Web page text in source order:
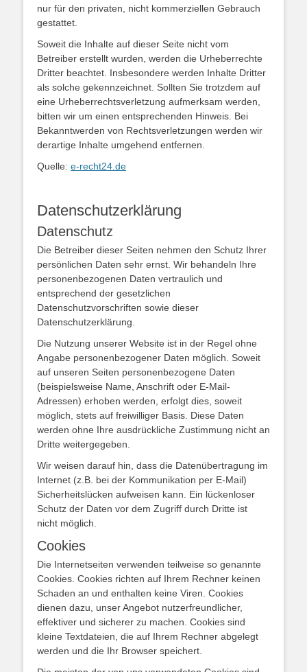
nur für den privaten, nicht kommerziellen Gebrauch
gestattet.
Soweit die Inhalte auf dieser Seite nicht vom
Betreiber erstellt wurden, werden die Urheberrechte
Dritter beachtet. Insbesondere werden Inhalte Dritter
als solche gekennzeichnet. Sollten Sie trotzdem auf
eine Urheberrechtsverletzung aufmerksam werden,
bitten wir um einen entsprechenden Hinweis. Bei
Bekanntwerden von Rechtsverletzungen werden wir
derartige Inhalte umgehend entfernen.
Quelle: e-recht24.de
Datenschutzerklärung
Datenschutz
Die Betreiber dieser Seiten nehmen den Schutz Ihrer
persönlichen Daten sehr ernst. Wir behandeln Ihre
personenbezogenen Daten vertraulich und
entsprechend der gesetzlichen
Datenschutzvorschriften sowie dieser
Datenschutzerklärung.
Die Nutzung unserer Website ist in der Regel ohne
Angabe personenbezogener Daten möglich. Soweit
auf unseren Seiten personenbezogene Daten
(beispielsweise Name, Anschrift oder E-Mail-
Adressen) erhoben werden, erfolgt dies, soweit
möglich, stets auf freiwilliger Basis. Diese Daten
werden ohne Ihre ausdrückliche Zustimmung nicht an
Dritte weitergegeben.
Wir weisen darauf hin, dass die Datenübertragung im
Internet (z.B. bei der Kommunikation per E-Mail)
Sicherheitslücken aufweisen kann. Ein lückenloser
Schutz der Daten vor dem Zugriff durch Dritte ist
nicht möglich.
Cookies
Die Internetseiten verwenden teilweise so genannte
Cookies. Cookies richten auf Ihrem Rechner keinen
Schaden an und enthalten keine Viren. Cookies
dienen dazu, unser Angebot nutzerfreundlicher,
effektiver und sicherer zu machen. Cookies sind
kleine Textdateien, die auf Ihrem Rechner abgelegt
werden und die Ihr Browser speichert.